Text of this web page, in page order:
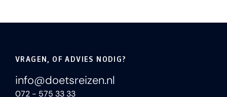
VRAGEN, OF ADVIES NODIG?
info@doetsreizen.nl
072 - 575 33 33